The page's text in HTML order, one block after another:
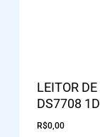
LEITOR
DS7708
R$0,00